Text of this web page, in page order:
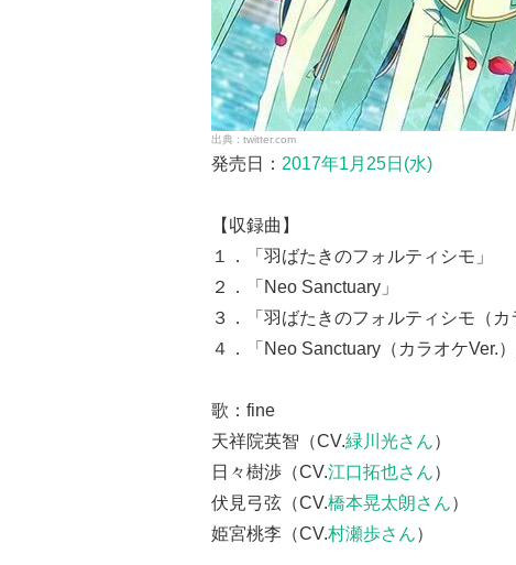
twitter.com
発売日： 2017年1月25日(水)
【収録曲】
１．「羽ばたきのフォルティシモ」
２．「Neo Sanctuary」
３．「羽ばたきのフォルティシモ（カ
４．「Neo Sanctuary（カラオケVer.）
歌：fine
天祥院英智（CV.緑川光さん）
日々樹渉（CV.江口拓也さん）
伏見弓弦（CV.橋本晃太朗さん）
姫宮桃李（CV.村瀬歩さん）